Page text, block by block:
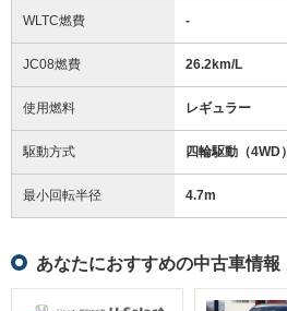
WLTC燃費 -
JC08燃費 26.2km/L
使用燃料 レギュラー
駆動方式 四輪駆動（4WD）
最小回転半径 4.7m
あなたにおすすめの中古車情報